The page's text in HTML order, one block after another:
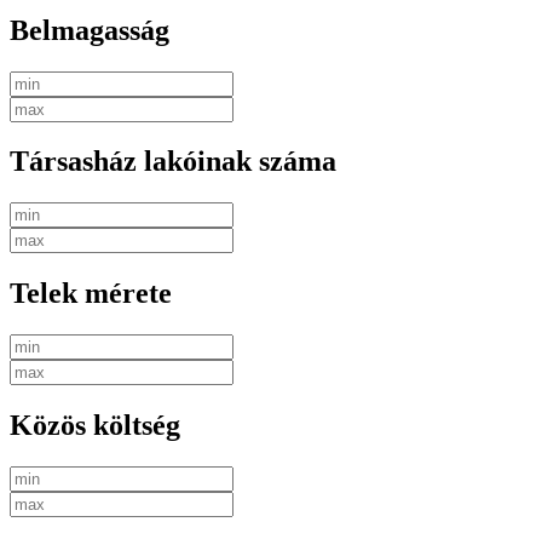
Belmagasság
Társasház lakóinak száma
Telek mérete
Közös költség